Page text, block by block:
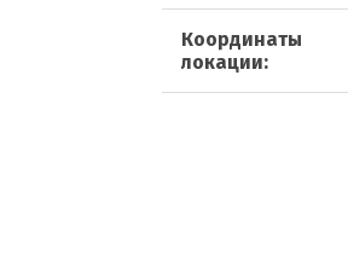
Координаты
локации: